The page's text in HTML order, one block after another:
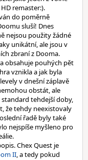
remaster:).
do poměrně
sluší! Dnes
nejsou použity žádné
unikátní, ale jsou v
zbraní z Dooma.
obsahuje pouhých pět
vznikla a jak byla
v dnešní záplavě
obstát, ale
tehdejší doby,
že tehdy neexistovaly
řadě byly také
nejspíše myšleno pro
Chex Quest je
II, a tedy pokud